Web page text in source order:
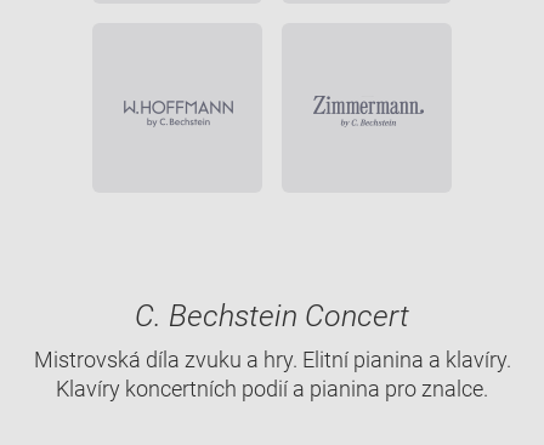
C. Bechstein Concert
Mistrovská díla zvuku a hry. Elitní pianina a klavíry.
Klavíry koncertních podií a pianina pro znalce.